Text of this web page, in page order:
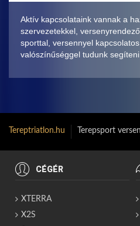
Aktív kapcsolataink vannak a
szervezetekkel,
sporttal, versennyel
valószínűséggel tudunk segíteni.
Tereptriatlon.hu Terepsport
CÉGÉR
XTERRA
X2S